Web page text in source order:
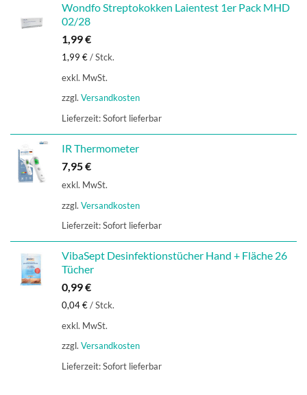
Wondfo Streptokokken Laientest 1er Pack MHD
02/28
1,99€
1,99 €/Stck.
exkl. MwSt.
zzgl. Versandkosten
Lieferzeit:Sofort lieferbar
IR Thermometer
7,95€
exkl. MwSt.
zzgl. Versandkosten
Lieferzeit:Sofort lieferbar
VibaSept Desinfektionstücher Hand + Fläche 26
Tücher
0,99€
0,04€/Stck.
exkl. MwSt.
zzgl. Versandkosten
Lieferzeit:Sofort lieferbar